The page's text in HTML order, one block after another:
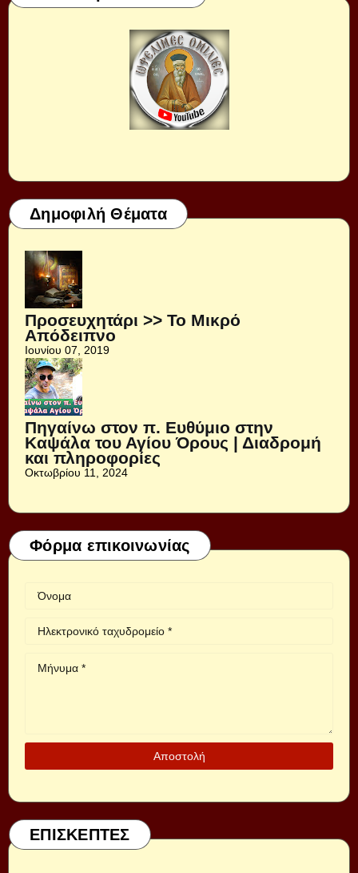
Δημοφιλή Θέματα
Προσευχητάρι >> Το Μικρό
Απόδειπνο
Ιουνίου 07, 2019
Πηγαίνω στον π. Ευθύμιο στην
Καψάλα του Αγίου Όρους | Διαδρομή
και πληροφορίες
Οκτωβρίου 11, 2024
Φόρμα επικοινωνίας
ΕΠΙΣΚΕΠΤΕΣ